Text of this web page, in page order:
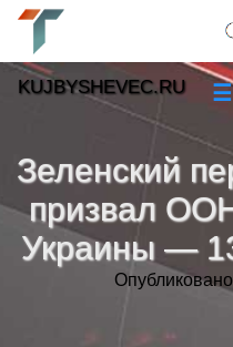
Зеленский
призвал
Украины —
KUJBYSHEVEC.RU ☰
Новости»
Тренды новостей »
Рубрики»